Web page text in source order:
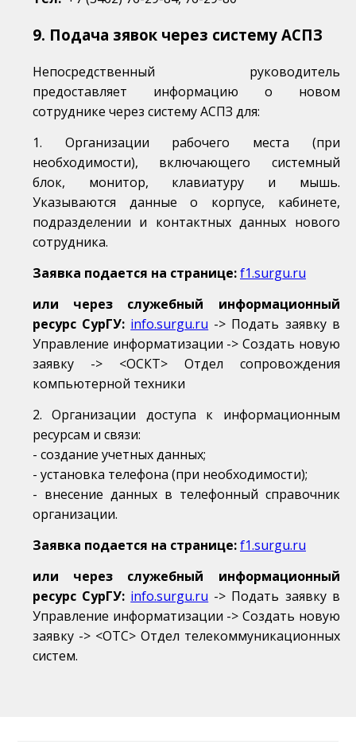
9. Подача зявок через систему АСПЗ
Непосредственный руководитель
предоставляет информацию о новом
сотруднике через систему АСПЗ для:
1. Организации рабочего места (при
необходимости), включающего системный
блок, монитор, клавиатуру и мышь.
Указываются данные о корпусе, кабинете,
подразделении и контактных данных нового
сотрудника.
Заявка подается на странице:f1.surgu.ru
или через служебный информационный
ресурс СурГУ: info.surgu.ru -> Подать заявку в
Управление информатизации -> Создать новую
заявку -> <ОСКТ> Отдел сопровождения
компьютерной техники
2. Организации доступа к информационным
ресурсам и связи:
- создание учетных данных;
- установка телефона (при необходимости);
- внесение данных в телефонный справочник
организации.
Заявка подается на странице:f1.surgu.ru
или через служебный информационный
ресурс СурГУ: info.surgu.ru -> Подать заявку в
Управление информатизации -> Создать новую
заявку -> <ОТC> Отдел телекоммуникационных
систем.